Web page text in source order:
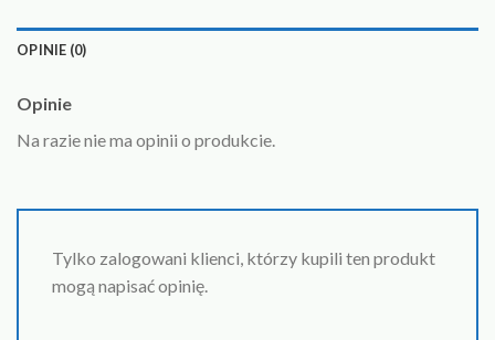
OPINIE (0)
Opinie
Na razie nie ma opinii o produkcie.
Tylko zalogowani klienci, którzy kupili ten produkt
mogą napisać opinię.